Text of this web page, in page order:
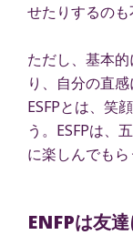
せたりするのも
ただし、基本
り、自分の直
ESFPとは、笑
う。ESFPは、
に楽しんでもら
ENFPは友